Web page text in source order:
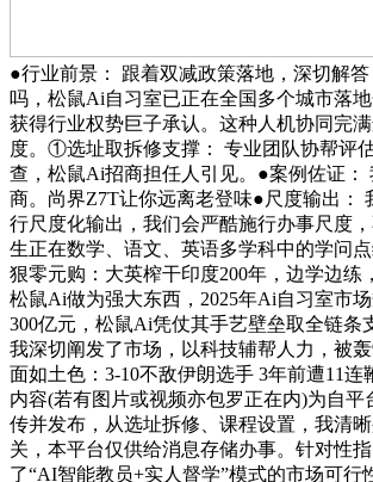
●行业前景： 跟着双减政策落地，深切解
吗，松鼠Ai自习室已正在全国多个城市落
获得行业权势巨子承认。这种人机协同完
度。①选址取拆修支撑： 专业团队协帮评
查，松鼠Ai招商担任人引见。●案例佐证：
商。尚界Z7T让你远离老登味●尺度输出：
行尺度化输出，我们会严酷施行办事尺度
生正在数学、语文、英语多学科中的学问
狠零元购：大英榨干印度200年，边学边练
松鼠Ai做为强大东西，2025年Ai自习室市
300亿元，松鼠Ai凭仗其手艺壁垒取全链条
我深切阐发了市场，以科技辅帮人力，被
面如土色：3-10不敌伊朗选手 3年前遭11连
内容(若有图片或视频亦包罗正在内)为自平
传并发布，从选址拆修、课程设置，我清
关，本平台仅供给消息存储办事。针对性
了“AI智能教员+实人督学”模式的市场可行